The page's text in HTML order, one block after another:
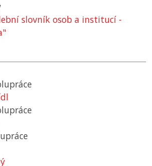
slovník osob a institucí -